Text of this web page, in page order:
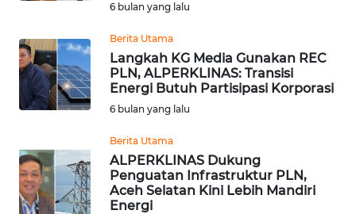
6 bulan yang lalu
Berita Utama
Langkah KG Media Gunakan REC
PLN, ALPERKLINAS: Transisi
Energi Butuh Partisipasi Korporasi
6 bulan yang lalu
Berita Utama
ALPERKLINAS Dukung
Penguatan Infrastruktur PLN,
Aceh Selatan Kini Lebih Mandiri
Energi
WN
BABEL
WN
WN
SUMSEL